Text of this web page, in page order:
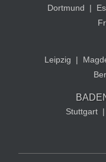
Dortmund |
Leipzig |
Stuttgart |